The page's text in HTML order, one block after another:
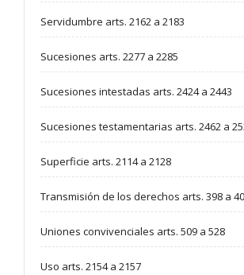
Servidumbre arts. 2162 a 2183
Sucesiones arts. 2277 a 2285
Sucesiones intestadas arts. 2424 a 2443
Sucesiones testamentarias arts. 2462 a
Superficie arts. 2114 a 2128
Transmisión de los derechos arts. 398 a
Uniones convivenciales arts. 509 a 528
Uso arts. 2154 a 2157